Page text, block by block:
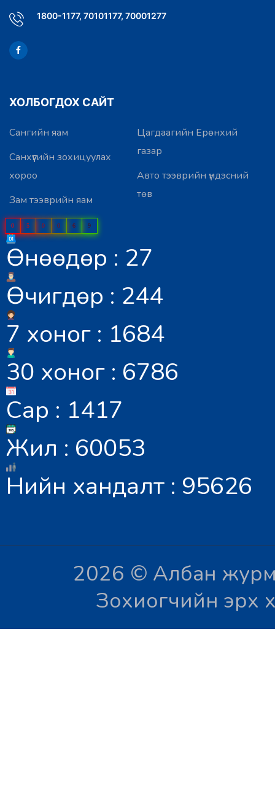
1800-1177, 70101177, 70001277
ХОЛБОГДОХ САЙТ
Сангийн яам
Санхүүгийн зохицуулах
хороо
Зам тээврийн яам
Цагдаагийн Ерөнхий
газар
Авто тээврийн үндэсний
төв
0 5 0 0 6 9
Өнөөдөр : 27
Өчигдөр : 244
7 хоног : 1684
30 хоног : 6786
Сар : 1417
Жил : 60053
Нийн хандалт : 95626
2026 © Албан
Зохиогчийн эрх